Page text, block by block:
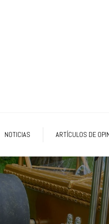
NOTICIAS ARTÍCULOS DE